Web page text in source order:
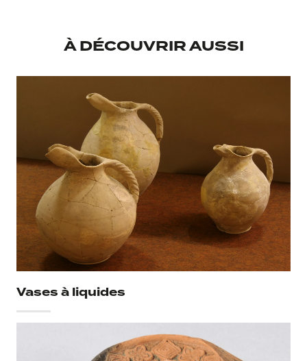
Musée d'accueil
Provenance
Achat de L'institut Calvet en 1825
À DÉCOUVRIR AUSSI
Vases à liquides